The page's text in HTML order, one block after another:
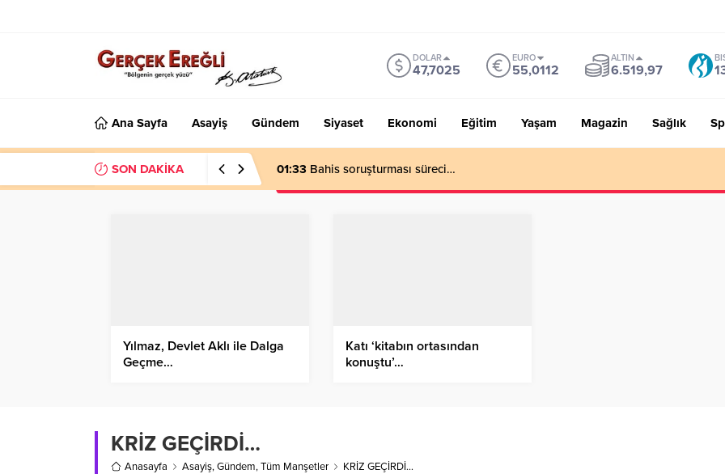
DOLAR
47,7025
EURO
55,0112
ALTIN
6.519,97
Ana Sayfa Asayiş Gündem Siyaset Ekonomi Eğitim Yaşam Magazin Sağlık
SON DAKİKA 01:33 Bahis soruşturması süreci…
Yılmaz, Devlet Aklı ile Dalga
Geçme…
Katı ‘kitabın ortasından
konuştu’…
KRİZ GEÇİRDİ…
Anasayfa Asayiş,Gündem,Tüm Manşetler KRİZ GEÇİRDİ…